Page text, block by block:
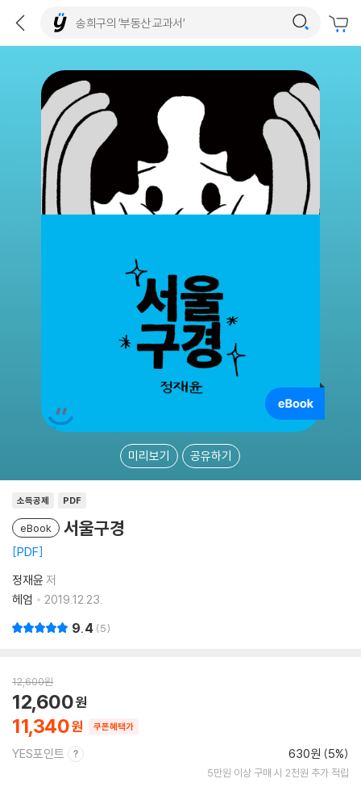
미리보기 공유하기
소득공제 PDF
eBook 서울구경
PDF
정재윤 저
헤엄
2019.12.23.
9.4 5
12,600원
11,340
12,600
쿠폰혜택가
YES포인트 630원 (5%)
5만원 이상 구매 시 2천원 추가 적립